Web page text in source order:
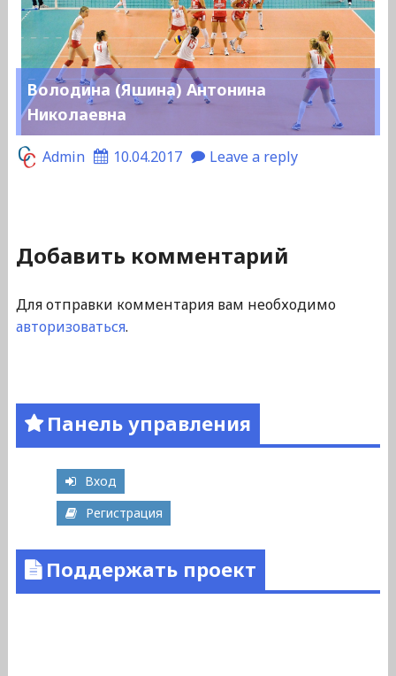
Володина (Яшина) Антонина
Николаевна
Admin 10.04.2017 Leave a reply
Добавить комментарий
Для отправки комментария вам необходимо
авторизоваться.
Панель управления
Вход
Регистрация
Поддержать проект